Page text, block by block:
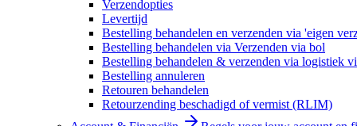
Verzendopties
Levertijd
Bestelling behandelen en verzenden via 'eigen
Bestelling behandelen via Verzenden via bol
Bestelling behandelen & verzenden via logistiek
Bestelling annuleren
Retouren behandelen
Retourzending beschadigd of vermist (RLIM)